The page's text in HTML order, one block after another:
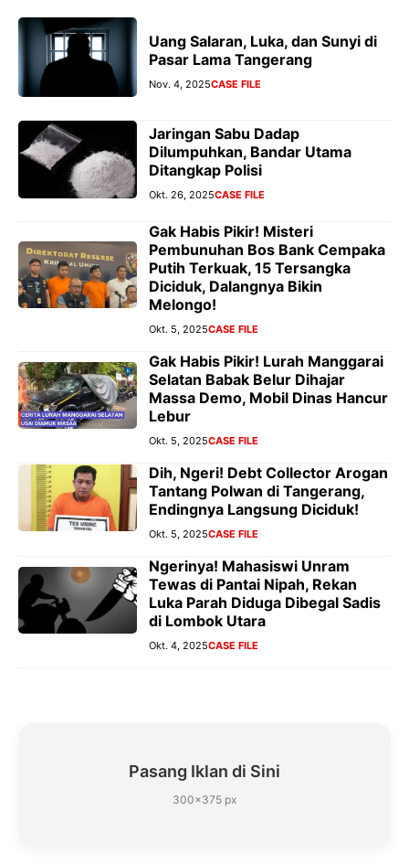
Uang Salaran, Luka, dan Sunyi di
Pasar Lama Tangerang
Nov. 4, 2025CASE FILE
Jaringan Sabu Dadap
Dilumpuhkan, Bandar Utama
Ditangkap Polisi
Okt. 26, 2025CASE FILE
Gak Habis Pikir! Misteri
Pembunuhan Bos Bank Cempaka
Putih Terkuak, 15 Tersangka
Diciduk, Dalangnya Bikin
Melongo!
Okt. 5, 2025CASE FILE
Gak Habis Pikir! Lurah Manggarai
Selatan Babak Belur Dihajar
Massa Demo, Mobil Dinas Hancur
Lebur
Okt. 5, 2025CASE FILE
Dih, Ngeri! Debt Collector Arogan
Tantang Polwan di Tangerang,
Endingnya Langsung Diciduk!
Okt. 5, 2025CASE FILE
Ngerinya! Mahasiswi Unram
Tewas di Pantai Nipah, Rekan
Luka Parah Diduga Dibegal Sadis
di Lombok Utara
Okt. 4, 2025CASE FILE
Pasang Iklan di Sini
300×375 px